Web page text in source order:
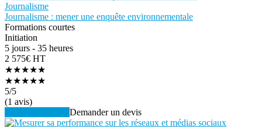
Journalisme
Journalisme : mener une enquête environnementale
Formations courtes
Initiation
5 jours - 35 heures
2 575€ HT
★★★★★
★★★★★
5/5
(1 avis)
Demander un devis